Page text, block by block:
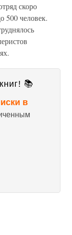
скоро
500 человек.
📚
в